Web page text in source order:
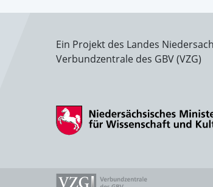
Ein Projekt des Landes
Verbundzentrale des GBV (VZG)